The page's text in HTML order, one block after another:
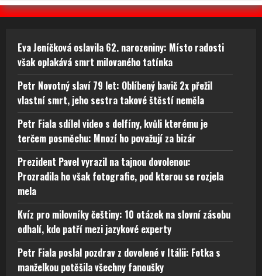
Eva Jeníčková oslavila 62. narozeniny: Místo radosti
však oplakává smrt milovaného tatínka
Petr Novotný slaví 79 let: Oblíbený bavič 2x přežil
vlastní smrt, jeho sestra takové štěstí neměla
Petr Fiala sdílel video s delfíny, kvůli kterému je
terčem posměchu: Mnozí ho považují za bizár
Prezident Pavel vyrazil na tajnou dovolenou:
Prozradila ho však fotografie, pod kterou se rozjela
mela
Kvíz pro milovníky češtiny: 10 otázek na slovní zásobu
odhalí, kdo patří mezi jazykové experty
Petr Fiala poslal pozdrav z dovolené v Itálii: Fotka s
manželkou potěšila všechny fanoušky